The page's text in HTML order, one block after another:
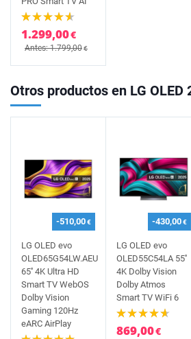
1.299,00€
Antes: 1.799,00€
Otros productos en LG OLED
-510,00€
LG OLED evo
OLED65G54LW.AEU
65'' 4K Ultra HD
Smart TV WebOS
Dolby Vision
Gaming 120Hz
eARC AirPlay
-430,00€
LG OLED evo
OLED55C54LA 55''
4K Dolby Vision
Dolby Atmos
Smart TV WiFi 6
869,00€